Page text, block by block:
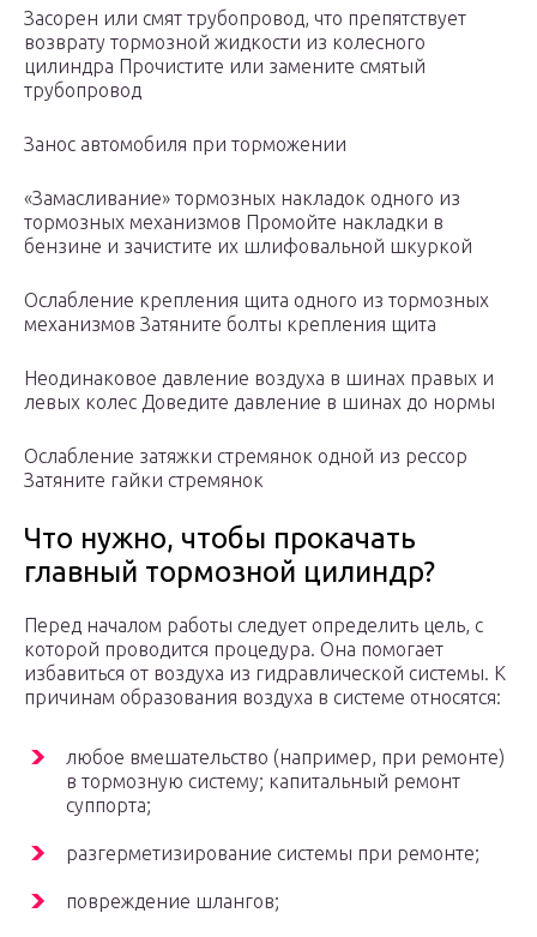
Засорен или смят трубопровод, что препятствует
возврату тормозной жидкости из колесного
цилиндра Прочистите или замените смятый
трубопровод
Занос автомобиля при торможении
«Замасливание» тормозных накладок одного из
тормозных механизмов Промойте накладки в
бензине и зачистите их шлифовальной шкуркой
Ослабление крепления щита одного из тормозных
механизмов Затяните болты крепления щита
Неодинаковое давление воздуха в шинах правых и
левых колес Доведите давление в шинах до нормы
Ослабление затяжки стремянок одной из рессор
Затяните гайки стремянок
Что нужно, чтобы прокачать
главный тормозной цилиндр?
Перед началом работы следует определить цель, с
которой проводится процедура. Она помогает
избавиться от воздуха из гидравлической системы. К
причинам образования воздуха в системе относятся:
любое вмешательство (например, при ремонте)
в тормозную систему; капитальный ремонт
суппорта;
разгерметизирование системы при ремонте;
повреждение шлангов;